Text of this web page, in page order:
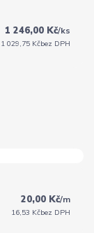
1 246,00 Kč/ks
1 029,75 Kčbez DPH
20,00 Kč/m
16,53 Kčbez DPH